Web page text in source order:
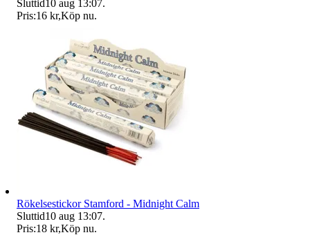
Sluttid10 aug 13:07.
Pris:16 kr,Köp nu.
Rökelsestickor Stamford - Midnight Calm
Sluttid10 aug 13:07.
Pris:18 kr,Köp nu.